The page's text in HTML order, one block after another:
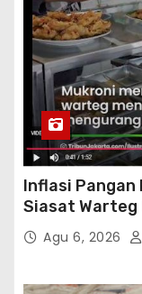
Inflasi Pangan
Siasat Warteg
Terjangkau
Agu 6, 2026